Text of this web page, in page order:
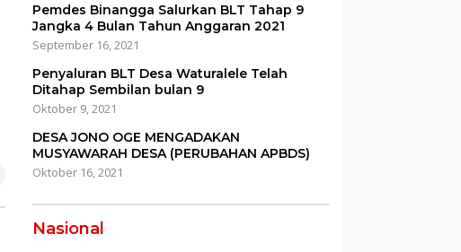
Pemdes Binangga Salurkan BLT Tahap 9
Jangka 4 Bulan Tahun Anggaran 2021
September 16, 2021
Penyaluran BLT Desa Waturalele Telah
Ditahap Sembilan bulan 9
Oktober 9, 2021
DESA JONO OGE MENGADAKAN
MUSYAWARAH DESA (PERUBAHAN APBDS)
Oktober 16, 2021
Nasional